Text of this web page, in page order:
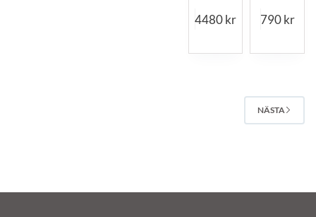
4480kr 790kr
NÄSTA